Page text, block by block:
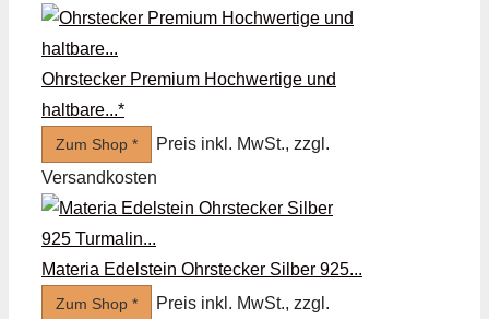
Ohrstecker Premium Hochwertige und
haltbare...*
Zum Shop *
Preis inkl. MwSt., zzgl.
Versandkosten
Materia Edelstein Ohrstecker Silber 925...
Zum Shop *
Preis inkl. MwSt., zzgl.